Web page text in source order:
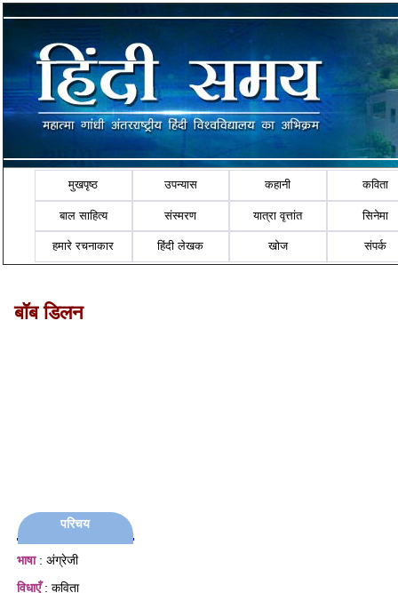
मुखपृष्ठ उपन्यास कहानी कविता
बाल साहित्य संस्मरण यात्रा वृत्तांत सिनेमा
हमारे रचनाकार हिंदी लेखक खोज संपर्क
बॉब डिलन
परिचय
भाषा: अंग्रेजी
विधाएँ: कविता